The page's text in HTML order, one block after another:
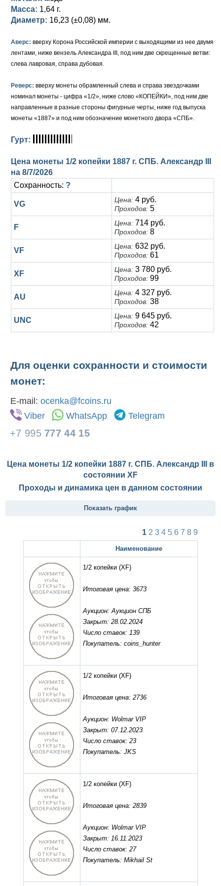
Русско-Польские
Памятные и донативные
Для Грузии
Медь
Серебро
Сибирские монеты
Таврические монеты
Елизавета I (1741-1762)
Серебро
Для Пруссии
Ливонезы
Альбертусталер
Анна Иоанновна (1730-1740)
Екатерина I (1725-1727)
Петр I (1682-1725)
Золото
Серебро
Медь
Для Речи Посполитой
Масса: 1,64 г.
Диаметр: 16,23 (±0,08) мм.
Аверс: вверху Корона Российской империи с выходящими из нее двумя
лентами, ниже вензель Александра III, под ним две скрещенные ветви:
слева лавровая, справа дубовая.
Реверс: вверху монеты обрамленный слева и справа звездочками
номинал монеты - цифра «1/2», ниже слово «КОПЕЙКИ», под ним две
направленные в разные стороны фигурные черты, ниже год выпуска
монеты «1887» и под ним обозначение монетного двора «СПБ».
Гурт:
Цена монеты 1/2 копейки 1887 г. СПБ. Александр III
на 8/7/2026
Сохранность: ?
VG Цена: 4 руб.
Проходов: 5
F Цена: 714 руб.
Проходов: 8
VF Цена: 632 руб.
Проходов: 61
XF Цена: 3 780 руб.
Проходов: 99
AU Цена: 4 327 руб.
Проходов: 38
UNC Цена: 9 645 руб.
Проходов: 42
Для оценки сохранности и стоимости
монет:
E-mail: ocenka@fcoins.ru
Viber
WhatsApp Telegram
+7 995 777 44 15
Цена монеты 1/2 копейки 1887 г. СПБ. Александр III в
состоянии XF
Проходы и динамика цен в данном состоянии
Показать график
1 2 3 4 5 6 7 8 9
Наименование
1/2 копейки (XF)
Итоговая цена: 3673
Аукцион: Аукцион СПБ
Закрыт: 28.02.2024
Число ставок: 139
Покупатель: coins_hunter
1/2 копейки (XF)
Итоговая цена: 2736
Аукцион: Wolmar VIP
Закрыт: 07.12.2023
Число ставок: 23
Покупатель: JKS
1/2 копейки (XF)
Итоговая цена: 2839
Аукцион: Wolmar VIP
Закрыт: 16.11.2023
Число ставок: 27
Покупатель: Mikhail St